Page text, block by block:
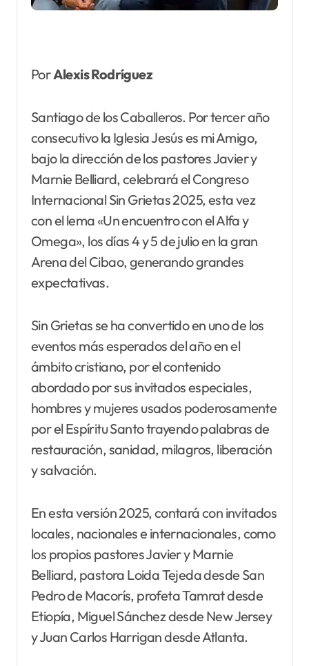
PorAlexis Rodríguez
Santiago de los Caballeros. Por tercer año
consecutivo la Iglesia Jesús es mi Amigo,
bajo la dirección de los pastores Javier y
Marnie Belliard, celebrará el Congreso
Internacional Sin Grietas 2025, esta vez
con el lema «Un encuentro con el Alfa y
Omega», los días 4 y 5 de julio en la gran
Arena del Cibao, generando grandes
expectativas.
Sin Grietas se ha convertido en uno de los
eventos más esperados del año en el
ámbito cristiano, por el contenido
abordado por sus invitados especiales,
hombres y mujeres usados poderosamente
por el Espíritu Santo trayendo palabras de
restauración, sanidad, milagros, liberación
y salvación.
En esta versión 2025, contará con invitados
locales, nacionales e internacionales, como
los propios pastores Javier y Marnie
Belliard, pastora Loida Tejeda desde San
Pedro de Macorís, profeta Tamrat desde
Etiopía, Miguel Sánchez desde New Jersey
y Juan Carlos Harrigan desde Atlanta.